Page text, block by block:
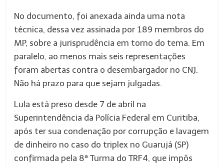
No documento, foi anexada ainda uma nota
técnica, dessa vez assinada por 189 membros do
MP, sobre a jurisprudência em torno do tema. Em
paralelo, ao menos mais seis representações
foram abertas contra o desembargador no CNJ.
Não há prazo para que sejam julgadas.
Lula está preso desde 7 de abril na
Superintendência da Polícia Federal em Curitiba,
após ter sua condenação por corrupção e lavagem
de dinheiro no caso do triplex no Guarujá (SP)
confirmada pela 8ª Turma do TRF4, que impôs